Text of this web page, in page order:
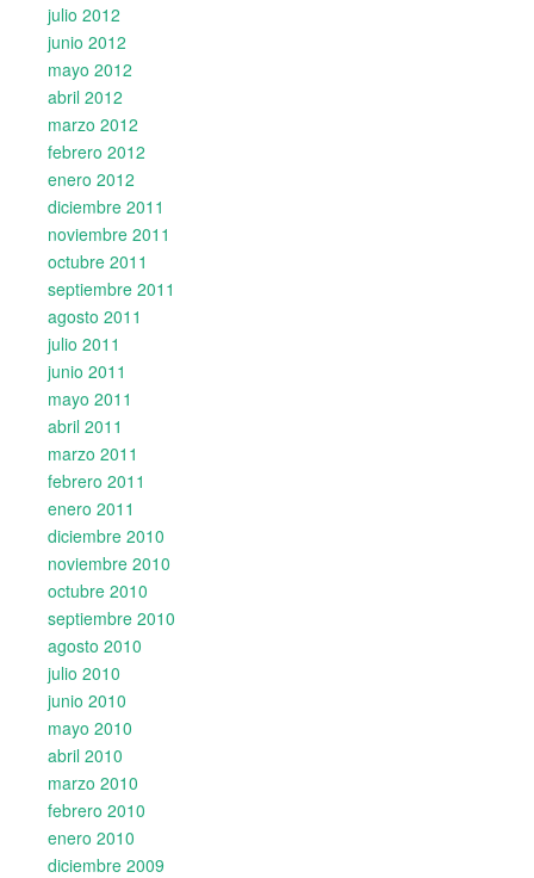
julio 2012
junio 2012
mayo 2012
abril 2012
marzo 2012
febrero 2012
enero 2012
diciembre 2011
noviembre 2011
octubre 2011
septiembre 2011
agosto 2011
julio 2011
junio 2011
mayo 2011
abril 2011
marzo 2011
febrero 2011
enero 2011
diciembre 2010
noviembre 2010
octubre 2010
septiembre 2010
agosto 2010
julio 2010
junio 2010
mayo 2010
abril 2010
marzo 2010
febrero 2010
enero 2010
diciembre 2009